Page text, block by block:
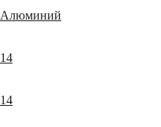
Алюминий
14
14